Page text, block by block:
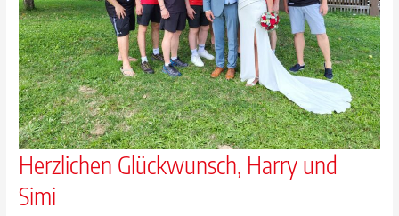
Herzlichen Glückwunsch, Harry und
Simi